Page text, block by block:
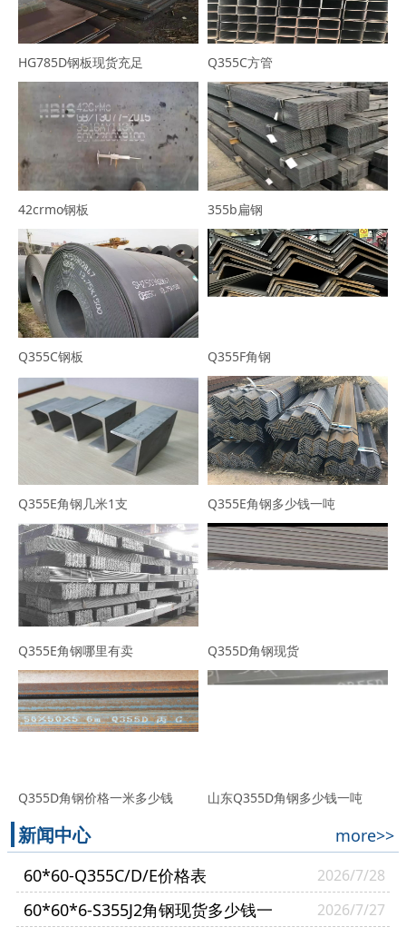
HG785D钢板现货充足 Q355C方管
42crmo钢板 355b扁钢
Q355C钢板 Q355F角钢
Q355E角钢几米1支 Q355E角钢多少钱一吨
Q355E角钢哪里有卖 Q355D角钢现货
Q355D角钢价格一米多少钱 山东Q355D角钢多少钱一吨
新闻中心
more>>
60*60-Q355C/D/E价格表
2026/7/28
60*60*6-S355J2角钢现货多少钱一
2026/7/27